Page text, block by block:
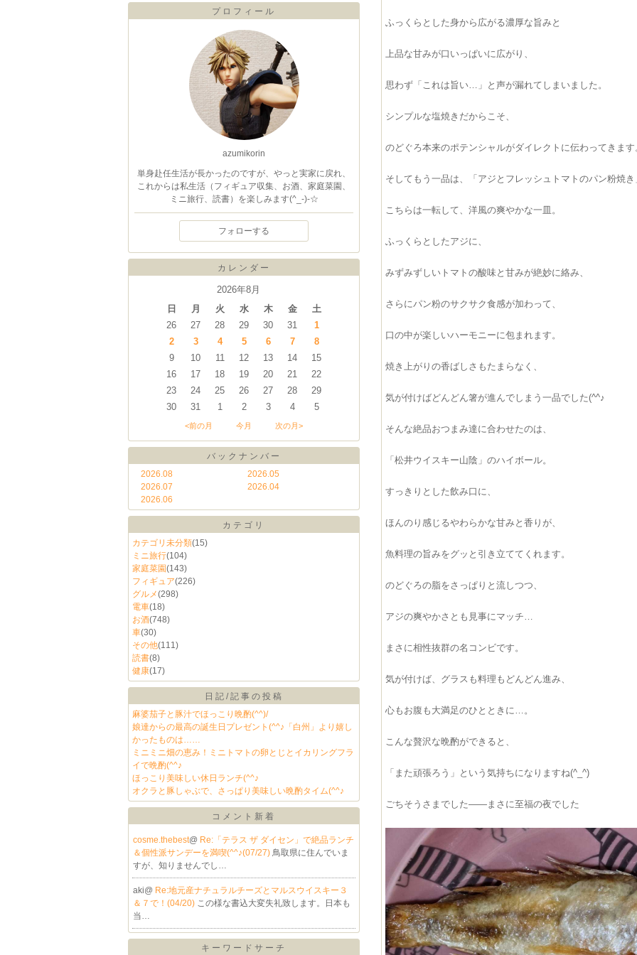
プロフィール
azumikorin
単身赴任生活が長かったのですが、やっと実家に戻れ、
これからは私生活（フィギュア収集、お酒、家庭菜園、
ミニ旅行、読書）を楽しみます(^_-)-☆
フォローする
カレンダー
2026年8月
日
月 火 水 木 金
土
26
27 28 29 30 31
1
2
3 4 5 6 7
8
9
10 11 12 13 14
15
16
17 18 19 20 21
22
23
24 25 26 27 28
29
30
31 1 2 3 4 5
<前の月 今月 次の月>
バックナンバー
2026.08
2026.07
2026.06
2026.05
2026.04
カテゴリ
カテゴリ未分類(15)
ミニ旅行(104)
家庭菜園(143)
フィギュア(226)
グルメ(298)
電車(18)
お酒(748)
車(30)
その他(111)
読書(8)
健康(17)
日記/記事の投稿
麻婆茄子と豚汁でほっこり晩酌(^^)/
娘達からの最高の誕生日プレゼント(^^♪「白州」より嬉し
かったものは……
ミニミニ畑の恵み！ミニトマトの卵とじとイカリングフラ
イで晩酌(^^♪
ほっこり美味しい休日ランチ(^^♪
オクラと豚しゃぶで、さっぱり美味しい晩酌タイム(^^♪
コメント新着
cosme.thebest@ Re:「テラス ザ ダイセン」で絶品ランチ
＆個性派サンデーを満喫(^^♪(07/27) 鳥取県に住んでいま
すが、知りませんでし…
aki@ Re:地元産ナチュラルチーズとマルスウイスキー３
＆７で！(04/20) この様な書込大変失礼致します。日本も
当…
キーワードサーチ
ふっくらとした身から広がる濃厚な旨みと
上品な甘みが口いっぱいに広がり、
思わず「これは旨い…」と声が漏れてしまいました。
シンプルな塩焼きだからこそ、
のどぐろ本来のポテンシャルがダイレクトに伝わってきます
そしてもう一品は、「アジとフレッシュトマトのパン粉焼き
こちらは一転して、洋風の爽やかな一皿。
ふっくらとしたアジに、
みずみずしいトマトの酸味と甘みが絶妙に絡み、
さらにパン粉のサクサク食感が加わって、
口の中が楽しいハーモニーに包まれます。
焼き上がりの香ばしさもたまらなく、
気が付けばどんどん箸が進んでしまう一品でした(^^♪
そんな絶品おつまみ達に合わせたのは、
「松井ウイスキー山陰」のハイボール。
すっきりとした飲み口に、
ほんのり感じるやわらかな甘みと香りが、
魚料理の旨みをグッと引き立ててくれます。
のどぐろの脂をさっぱりと流しつつ、
アジの爽やかさとも見事にマッチ…
まさに相性抜群の名コンビです。
気が付けば、グラスも料理もどんどん進み、
心もお腹も大満足のひとときに…。
こんな贅沢な晩酌ができると、
「また頑張ろう」という気持ちになりますね(^_^)
ごちそうさまでした――まさに至福の夜でした